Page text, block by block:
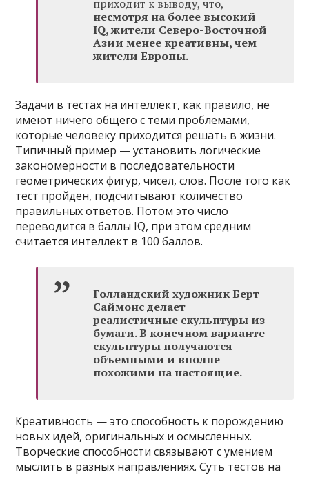
приходит к выводу, что,
несмотря на более высокий
IQ, жители Северо-Восточной
Азии менее креативны, чем
жители Европы.
Задачи в тестах на интеллект, как правило, не
имеют ничего общего с теми проблемами,
которые человеку приходится решать в жизни.
Типичный пример — установить логические
закономерности в последовательности
геометрических фигур, чисел, слов. После того как
тест пройден, подсчитывают количество
правильных ответов. Потом это число
переводится в баллы IQ, при этом средним
считается интеллект в 100 баллов.
Голландский художник Берт
Саймонс делает
реалистичные скульптуры из
бумаги. В конечном варианте
скульптуры получаются
объемными и вполне
похожими на настоящие.
Креативность — это способность к порождению
новых идей, оригинальных и осмысленных.
Творческие способности связывают с умением
мыслить в разных направлениях. Суть тестов на